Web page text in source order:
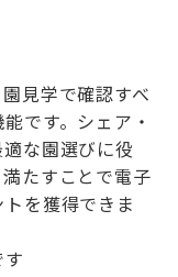
見学で確認すべ
です。シェア・
な園選びに役
たすことで電子
を獲得できま